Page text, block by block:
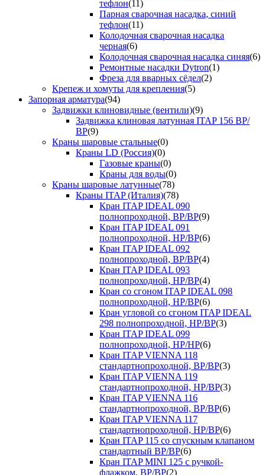
тефлон(11)
Парная сварочная насадка, синий
тефлон(11)
Колодочная сварочная насадка
черная(6)
Колодочная сварочная насадка синяя(6)
Ремонтные насадки Dytron(1)
Фреза для вварных сёдел(2)
Крепеж и хомуты для крепления(5)
Запорная арматура(94)
Задвижки клиновидные (вентили)(9)
Задвижка клиновая латунная ITAP 156 ВР/
ВР(9)
Краны шаровые стальные(0)
Краны LD (Россия)(0)
Газовые краны(0)
Краны для воды(0)
Краны шаровые латунные(78)
Краны ITAP (Италия)(78)
Кран ITAP IDEAL 090
полнопроходной, ВР/ВР(9)
Кран ITAP IDEAL 091
полнопроходной, НР/ВР(6)
Кран ITAP IDEAL 092
полнопроходной, ВР/ВР(4)
Кран ITAP IDEAL 093
полнопроходной, НР/ВР(4)
Кран со сгоном ITAP IDEAL 098
полнопроходной, НР/ВР(6)
Кран угловой со сгоном ITAP IDEAL
298 полнопроходной, НР/ВР(3)
Кран ITAP IDEAL 099
полнопроходной, НР/НР(6)
Кран ITAP VIENNA 118
стандартнопроходной, ВР/ВР(3)
Кран ITAP VIENNA 119
стандартнопроходной, НР/ВР(3)
Кран ITAP VIENNA 116
стандартнопроходной, ВР/ВР(6)
Кран ITAP VIENNA 117
стандартнопроходной, НР/ВР(6)
Кран ITAP 115 со спускным клапаном
стандартный ВР/ВР(6)
Кран ITAP MINI 125 с ручкой-
флажком, ВР/ВР(2)